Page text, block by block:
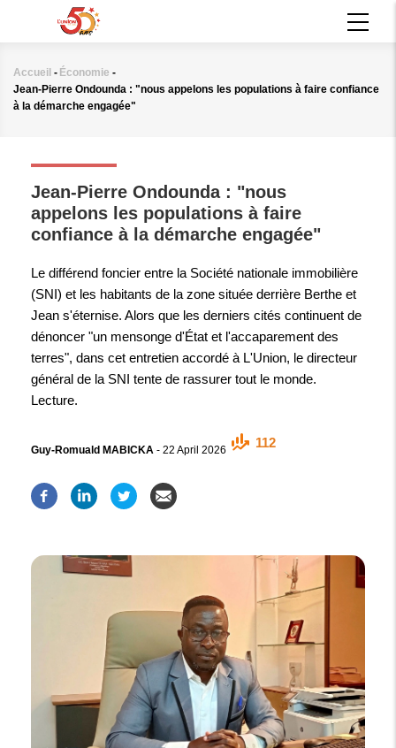
principal
Fil
d'Ariane
Accueil - Économie -
Jean-Pierre Ondounda : "nous appelons les populations à faire confiance
à la démarche engagée"
Jean-Pierre Ondounda : "nous
appelons les populations à faire
confiance à la démarche engagée"
Le différend foncier entre la Société nationale immobilière
(SNI) et les habitants de la zone située derrière Berthe et
Jean s'éternise. Alors que les derniers cités continuent de
dénoncer "un mensonge d'État et l'accaparement des
terres", dans cet entretien accordé à L'Union, le directeur
général de la SNI tente de rassurer tout le monde.
Lecture.
Guy-Romuald MABICKA - 22 April 2026
112